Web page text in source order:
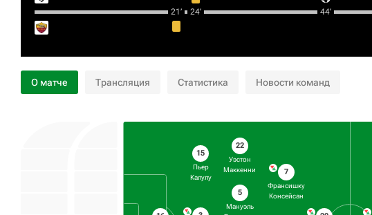
21‎’‎ 24‎’‎ 44‎’‎
О матче Трансляция Статистика Новости команд
15
Пьер
Калулу
22
Уэстон
Маккенни
5
Мануэль
7
Франсишку
Консейсан